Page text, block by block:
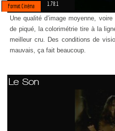
Format Cinéma
1.78:1
Une qualité d’image moyenne,
de piqué, la colorimétrie tire à la
meilleur cru. Des conditions de
mauvais, ça fait beaucoup.
Le Son